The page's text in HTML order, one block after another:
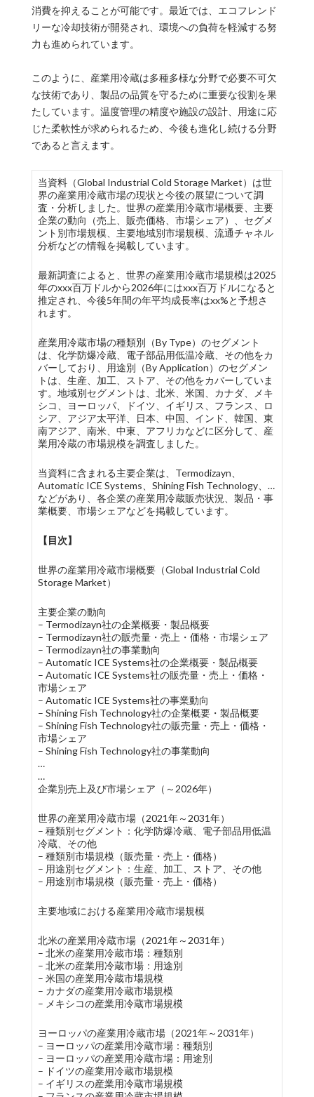
消費を抑えることが可能です。最近では、エコフレンド
リーな冷却技術が開発され、環境への負荷を軽減する努
力も進められています。
このように、産業用冷蔵は多種多様な分野で必要不可欠
な技術であり、製品の品質を守るために重要な役割を果
たしています。温度管理の精度や施設の設計、用途に応
じた柔軟性が求められるため、今後も進化し続ける分野
であると言えます。
当資料（Global Industrial Cold Storage Market）は世
界の産業用冷蔵市場の現状と今後の展望について調
査・分析しました。世界の産業用冷蔵市場概要、主要
企業の動向（売上、販売価格、市場シェア）、セグメ
ント別市場規模、主要地域別市場規模、流通チャネル
分析などの情報を掲載しています。
最新調査によると、世界の産業用冷蔵市場規模は2025
年のxxx百万ドルから2026年にはxxx百万ドルになると
推定され、今後5年間の年平均成長率はxx%と予想さ
れます。
産業用冷蔵市場の種類別（By Type）のセグメント
は、化学防爆冷蔵、電子部品用低温冷蔵、その他をカ
バーしており、用途別（By Application）のセグメン
トは、生産、加工、ストア、その他をカバーしていま
す。地域別セグメントは、北米、米国、カナダ、メキ
シコ、ヨーロッパ、ドイツ、イギリス、フランス、ロ
シア、アジア太平洋、日本、中国、インド、韓国、東
南アジア、南米、中東、アフリカなどに区分して、産
業用冷蔵の市場規模を調査しました。
当資料に含まれる主要企業は、Termodizayn、
Automatic ICE Systems、Shining Fish Technology、…
などがあり、各企業の産業用冷蔵販売状況、製品・事
業概要、市場シェアなどを掲載しています。
【目次】
世界の産業用冷蔵市場概要（Global Industrial Cold
Storage Market）
主要企業の動向
– Termodizayn社の企業概要・製品概要
– Termodizayn社の販売量・売上・価格・市場シェア
– Termodizayn社の事業動向
– Automatic ICE Systems社の企業概要・製品概要
– Automatic ICE Systems社の販売量・売上・価格・
市場シェア
– Automatic ICE Systems社の事業動向
– Shining Fish Technology社の企業概要・製品概要
– Shining Fish Technology社の販売量・売上・価格・
市場シェア
– Shining Fish Technology社の事業動向
…
…
企業別売上及び市場シェア（～2026年）
世界の産業用冷蔵市場（2021年～2031年）
– 種類別セグメント：化学防爆冷蔵、電子部品用低温
冷蔵、その他
– 種類別市場規模（販売量・売上・価格）
– 用途別セグメント：生産、加工、ストア、その他
– 用途別市場規模（販売量・売上・価格）
主要地域における産業用冷蔵市場規模
北米の産業用冷蔵市場（2021年～2031年）
– 北米の産業用冷蔵市場：種類別
– 北米の産業用冷蔵市場：用途別
– 米国の産業用冷蔵市場規模
– カナダの産業用冷蔵市場規模
– メキシコの産業用冷蔵市場規模
ヨーロッパの産業用冷蔵市場（2021年～2031年）
– ヨーロッパの産業用冷蔵市場：種類別
– ヨーロッパの産業用冷蔵市場：用途別
– ドイツの産業用冷蔵市場規模
– イギリスの産業用冷蔵市場規模